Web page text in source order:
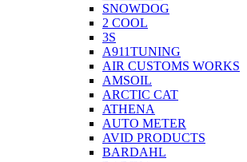
SNOWDOG
2 СOOL
3S
A911TUNING
AIR CUSTOMS WORKS
AMSOIL
ARCTIC CAT
ATHENA
AUTO METER
AVID PRODUCTS
BARDAHL